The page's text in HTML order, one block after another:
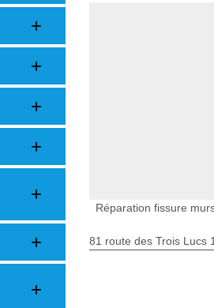
Réparation fissure
81 route des Trois Lucs